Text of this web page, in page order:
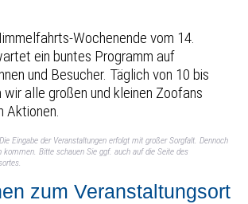
Wochenende vom 14.
ein buntes Programm auf
und Besucher. Täglich von 10 bis
wir alle großen und kleinen Zoofans
Aktionen.
Eingabe der Veranstaltungen erfolgt mit großer Sorgfalt. Dennoch
Bitte schauen Sie ggf. auch auf die Seite des
zum Veranstaltungsort